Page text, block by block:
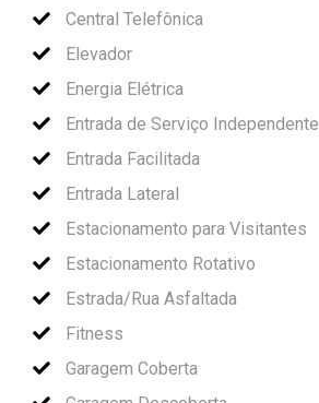
Central Telefônica
Elevador
Energia Elétrica
Entrada de Serviço Independente
Entrada Facilitada
Entrada Lateral
Estacionamento para Visitantes
Estacionamento Rotativo
Estrada/Rua Asfaltada
Fitness
Garagem Coberta